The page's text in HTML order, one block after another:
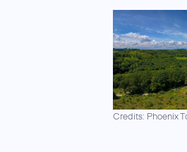
Credits: Phoenix